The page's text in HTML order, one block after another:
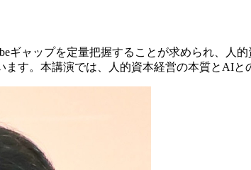
ギャップを定量把握することが求められ、人
す。本講演では、人的資本経営の本質とAIと